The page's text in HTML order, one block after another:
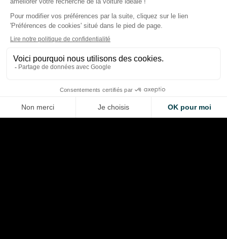
LA VOITURE DE VOS RÊVES
Sprint MotoGP à Silverstone :
Aprilia écrase Ducati, Martin
relance la machine
Aug 8, 2026
Martin écrase le
Aug 8, 2026